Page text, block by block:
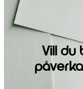
Vill du